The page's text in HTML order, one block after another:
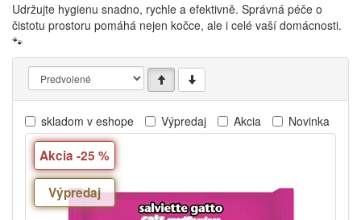
Udržujte hygienu snadno, rychle a efektivně. Správná péče o
čistotu prostoru pomáhá nejen kočce, ale i celé vaší domácnosti.
🐾
skladom v eshope Výpredaj Akcia Novinka
Akcia -25 %
Výpredaj